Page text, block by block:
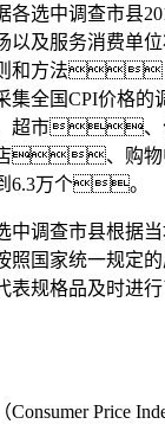
中调查市县
及服务消费单
则和方法
国CPI价格的
超市、
、购物中
6.3万个。
查市县根据当
国家统一规定的
规格品及时进行
Price